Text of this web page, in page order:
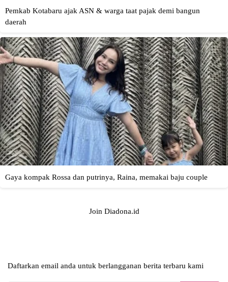
Join Diadona.id
Daftarkan email anda untuk berlangganan berita terbaru kami